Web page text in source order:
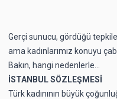
Gerçi sunucu, gördüğü
ama kadınlarımız konuyu
Bakın, hangi nedenlerle...
İSTANBUL SÖZLEŞMESİ
Türk kadınının büyük